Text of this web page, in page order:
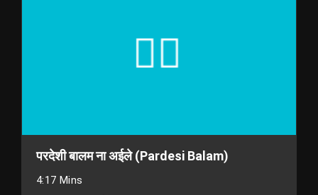
परदेशी बालम ना अईले (Pardesi Balam)
4:17 Mins